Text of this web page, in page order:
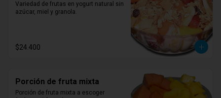
Variedad de frutas en yogurt natural sin
azúcar, miel y granola.
$24.400
Porción de fruta mixta
Porción de fruta mixta a escoger